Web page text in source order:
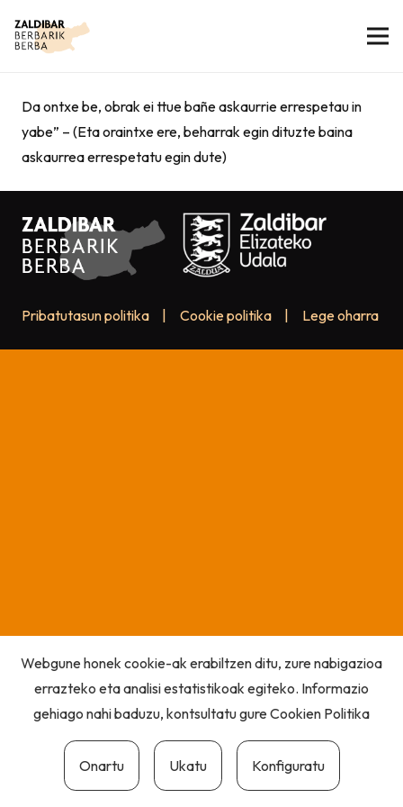
Da ontxe be, obrak ei ttue bañe askaurrie errespetau in
yabe” – (Eta oraintxe ere, beharrak egin dituzte baina
askaurrea errespetatu egin dute)
Pribatutasun politika Cookie politika Lege oharra
Webgune honek cookie-ak erabiltzen ditu, zure nabigazioa
errazteko eta analisi estatistikoak egiteko. Informazio
gehiago nahi baduzu, kontsultatu gureCookien Politika
Onartu Ukatu Konfiguratu